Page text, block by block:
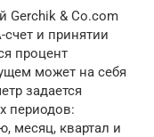
Gerchik & Co.com
и принятии
процент
может на себя
задается
периодов:
месяц, квартал и